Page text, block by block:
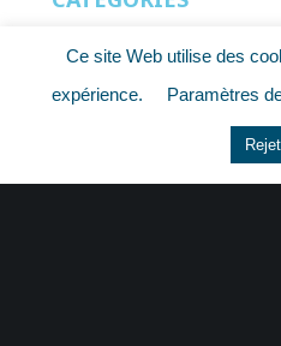
Actu Fiscale
Ce site Web utilise des
expérience.
Paramètres